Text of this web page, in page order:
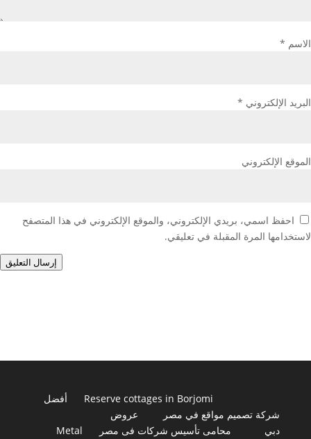
الاسم *
البريد الإلكتروني *
الموقع الإلكتروني
احفظ اسمي، بريدي الإلكتروني، والموقع الإلكتروني في هذا المتصفح
لاستخدامها المرة المقبلة في تعليقي.
إرسال التعليق
Reserve cottages in Borjomi
أفضل
شركة تصميم مواقع في مصر
عروض
دبي
محامى تأسيس شركات فى مصر
Metal